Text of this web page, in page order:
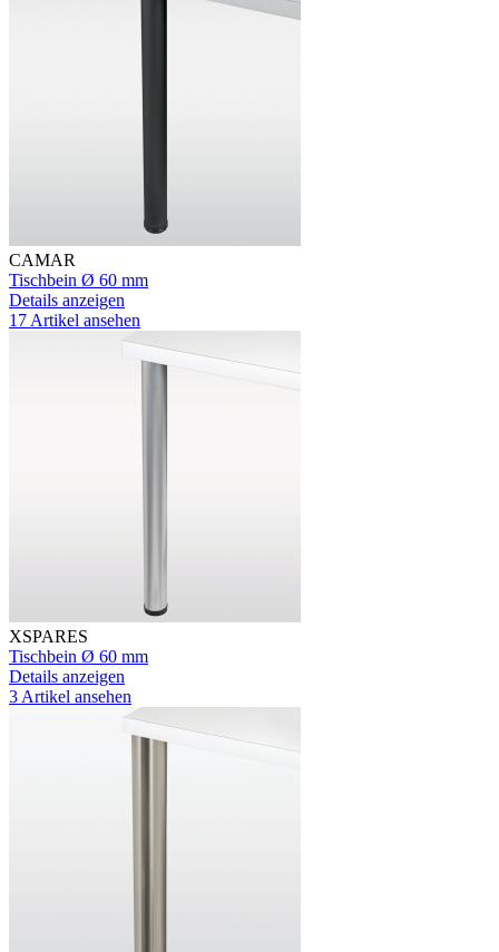
CAMAR
Tischbein Ø 60 mm
Details anzeigen
17 Artikel ansehen
XSPARES
Tischbein Ø 60 mm
Details anzeigen
3 Artikel ansehen